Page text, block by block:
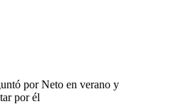
por Neto en verano y
por él